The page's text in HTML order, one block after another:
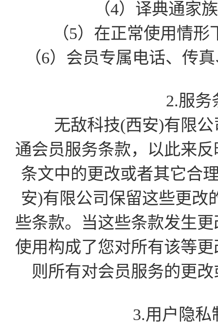
（4）译典通家
（5）在正常使用情
（6）会员专属电话、传
2.服务
无敌科技(西安)有限公
通会员服务条款，以此来
条文中的更改或者其它合
安)有限公司保留这些更改
些条款。当这些条款发生
使用构成了您对所有该等
则所有对会员服务的更
3.用户隐私